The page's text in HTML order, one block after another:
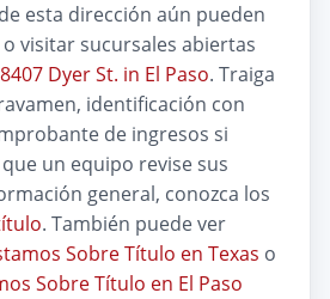
esta dirección aún pueden
visitar sucursales abiertas
8407 Dyer St. in El Paso. Traiga
identificación con
de ingresos si
un equipo revise sus
general, conozca los
. También puede ver
Sobre Título en Texas o
Sobre Título en El Paso